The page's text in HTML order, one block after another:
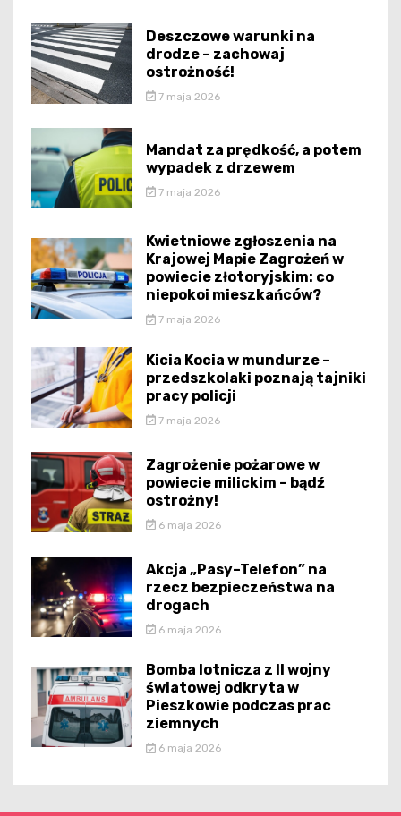
Deszczowe warunki na
drodze – zachowaj
ostrożność!
7 maja 2026
Mandat za prędkość, a potem
wypadek z drzewem
7 maja 2026
Kwietniowe zgłoszenia na
Krajowej Mapie Zagrożeń w
powiecie złotoryjskim: co
niepokoi mieszkańców?
7 maja 2026
Kicia Kocia w mundurze –
przedszkolaki poznają tajniki
pracy policji
7 maja 2026
Zagrożenie pożarowe w
powiecie milickim – bądź
ostrożny!
6 maja 2026
Akcja „Pasy–Telefon” na
rzecz bezpieczeństwa na
drogach
6 maja 2026
Bomba lotnicza z II wojny
światowej odkryta w
Pieszkowie podczas prac
ziemnych
6 maja 2026